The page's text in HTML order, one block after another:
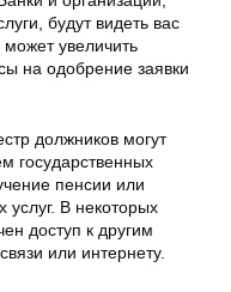
будут видеть вас
увеличить
на одобрение заявки
должников могут
государственных
пенсии или
В некоторых
доступ к другим
или интернету.